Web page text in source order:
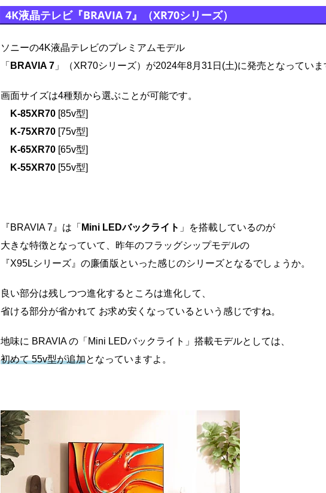
4K液晶テレビ『BRAVIA 7』（XR70シリーズ）
ソニーの4K液晶テレビのプレミアムモデル
「 BRAVIA 7 」（XR70シリーズ）が2024年8月31日(土)に発売となっていま
画面サイズは4種類から選ぶことが可能です。
K-85XR70 [85v型]
K-75XR70 [75v型]
K-65XR70 [65v型]
K-55XR70 [55v型]
『BRAVIA 7』は「 Mini LEDバックライト 」を搭載しているのが
大きな特徴となっていて、昨年のフラッグシップモデルの
『X95Lシリーズ』の廉価版といった感じのシリーズとなるでしょうか。
良い部分は残しつつ進化するところは進化して、
省ける部分が省かれて お求め安くなっているという感じですね。
地味に BRAVIA の「Mini LEDバックライト」搭載モデルとしては、
初めて 55v型が追加となっていますよ。